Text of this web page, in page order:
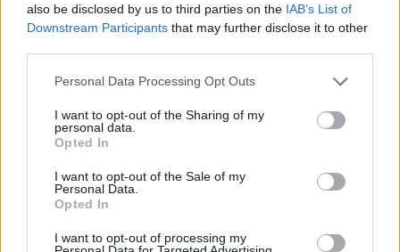
also be disclosed by us to third parties on the IAB’s List of
Downstream Participants that may further disclose it to other
Personal Data Processing Opt Outs
I want to opt-out of the Sharing of my
personal data.
Opted In
I want to opt-out of the Sale of my
Personal Data.
Opted In
I want to opt-out of processing my